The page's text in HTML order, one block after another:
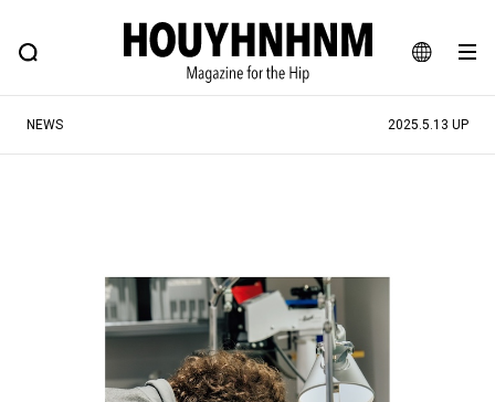
JA
EN
FEATURE BLOG SNAP
ヒップなファッション、カルチャー、ライフスタイルWEBマガジン
#ESSENTIAL DESIGNS #古着サミット
#NEW VINTAGE #マイナーグッド図鑑
#路地裏てぃーん。 #MONTHLY JOURNAL
#GH 銘品の所以 #フイナムのYouTube
NEWS 2025.5.13 UP